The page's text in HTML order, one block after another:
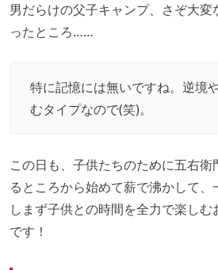
男だらけの父子キャンプ、さぞ大
ったところ……
特に記憶には無いですね。逆境
むタイプなので(笑)。
この日も、子供たちのために五右
るところから始めて薪で沸かして
しまず子供との時間を全力で楽し
です！